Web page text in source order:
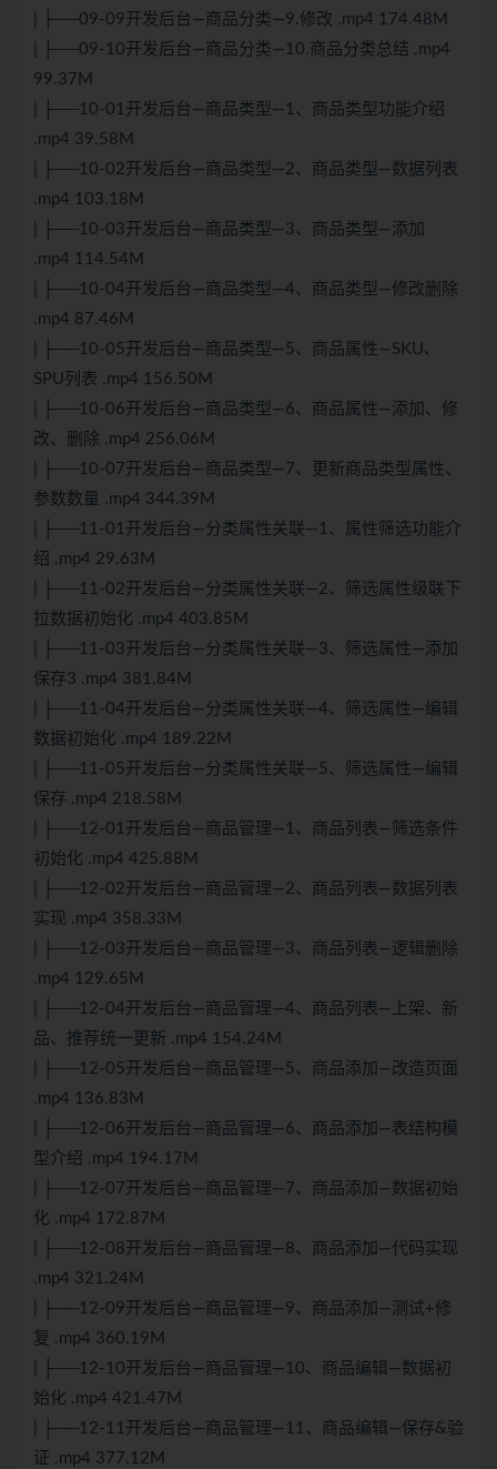
| ├──09-09开发后台—商品分类—9.修改 .mp4 174.48M
| ├──09-10开发后台—商品分类—10.商品分类总结 .mp4
99.37M
| ├──10-01开发后台—商品类型—1、商品类型功能介绍
.mp4 39.58M
| ├──10-02开发后台—商品类型—2、商品类型—数据列表
.mp4 103.18M
| ├──10-03开发后台—商品类型—3、商品类型—添加
.mp4 114.54M
| ├──10-04开发后台—商品类型—4、商品类型—修改删除
.mp4 87.46M
| ├──10-05开发后台—商品类型—5、商品属性—SKU、
SPU列表 .mp4 156.50M
| ├──10-06开发后台—商品类型—6、商品属性—添加、修
改、删除 .mp4 256.06M
| ├──10-07开发后台—商品类型—7、更新商品类型属性、
参数数量 .mp4 344.39M
| ├──11-01开发后台—分类属性关联—1、属性筛选功能介
绍 .mp4 29.63M
| ├──11-02开发后台—分类属性关联—2、筛选属性级联下
拉数据初始化 .mp4 403.85M
| ├──11-03开发后台—分类属性关联—3、筛选属性—添加
保存3 .mp4 381.84M
| ├──11-04开发后台—分类属性关联—4、筛选属性—编辑
数据初始化 .mp4 189.22M
| ├──11-05开发后台—分类属性关联—5、筛选属性—编辑
保存 .mp4 218.58M
| ├──12-01开发后台—商品管理—1、商品列表—筛选条件
初始化 .mp4 425.88M
| ├──12-02开发后台—商品管理—2、商品列表—数据列表
实现 .mp4 358.33M
| ├──12-03开发后台—商品管理—3、商品列表—逻辑删除
.mp4 129.65M
| ├──12-04开发后台—商品管理—4、商品列表—上架、新
品、推荐统一更新 .mp4 154.24M
| ├──12-05开发后台—商品管理—5、商品添加—改造页面
.mp4 136.83M
| ├──12-06开发后台—商品管理—6、商品添加—表结构模
型介绍 .mp4 194.17M
| ├──12-07开发后台—商品管理—7、商品添加—数据初始
化 .mp4 172.87M
| ├──12-08开发后台—商品管理—8、商品添加—代码实现
.mp4 321.24M
| ├──12-09开发后台—商品管理—9、商品添加—测试+修
复 .mp4 360.19M
| ├──12-10开发后台—商品管理—10、商品编辑—数据初
始化 .mp4 421.47M
| ├──12-11开发后台—商品管理—11、商品编辑—保存&验
证 .mp4 377.12M